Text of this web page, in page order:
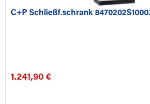
C+P Schließf.schrank
1.241,90 €